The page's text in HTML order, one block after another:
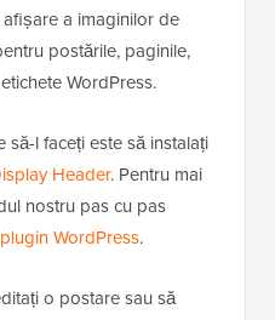
a imaginilor de
postările, paginile,
WordPress.
să-l faceți este să instalați
Header. Pentru mai
nostru pas cu pas
WordPress.
o postare sau să